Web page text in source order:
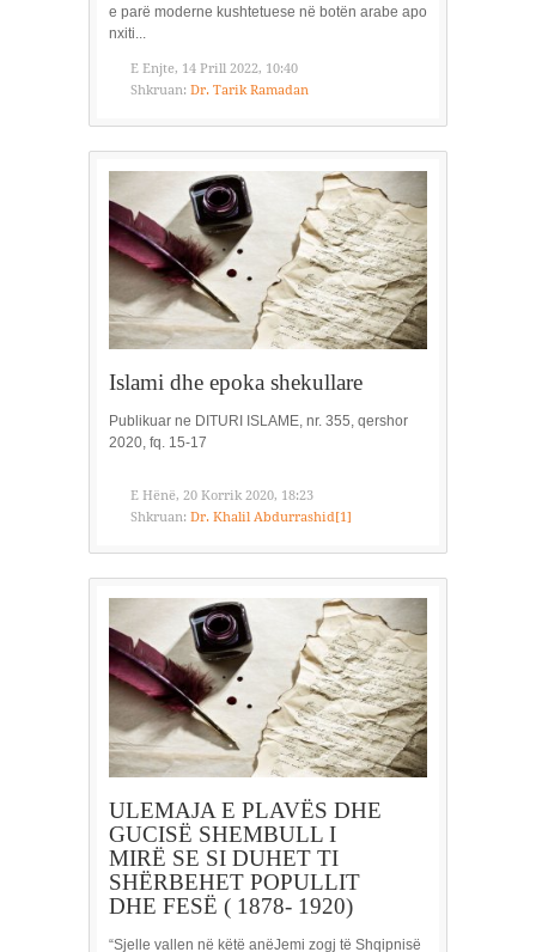
e parë moderne kushtetuese në botën arabe apo
nxiti...
E Enjte, 14 Prill 2022, 10:40
Shkruan: Dr. Tarik Ramadan
Islami dhe epoka shekullare
Publikuar ne DITURI ISLAME, nr. 355, qershor
2020, fq. 15-17
E Hënë, 20 Korrik 2020, 18:23
Shkruan: Dr. Khalil Abdurrashid[1]
ULEMAJA E PLAVËS DHE
GUCISË SHEMBULL I
MIRË SE SI DUHET TI
SHËRBEHET POPULLIT
DHE FESË ( 1878- 1920)
“Sjelle vallen në këtë anëJemi zogj të Shqipnisë